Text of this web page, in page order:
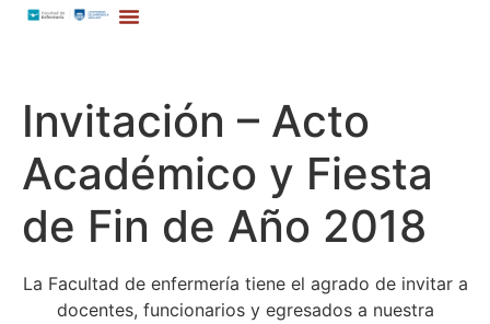
Invitación – Acto
Académico y Fiesta
de Fin de Año 2018
La Facultad de enfermería tiene el agrado de invitar a
docentes, funcionarios y egresados a nuestra